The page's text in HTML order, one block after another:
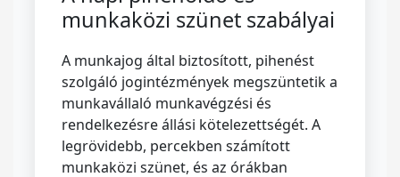
munkaközi szünet szabályai
A munkajog által biztosított, pihenést
szolgáló jogintézmények megszüntetik a
munkavállaló munkavégzési és
rendelkezésre állási kötelezettségét. A
legrövidebb, percekben számított
munkaközi szünet, és az órákban